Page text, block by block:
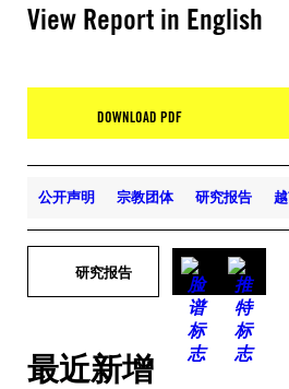
View Report in English
DOWNLOAD PDF
公开声明 宗教团体 研究报告
研究报告
最近新增